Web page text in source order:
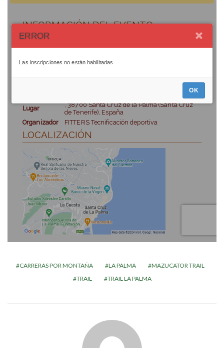
CARRERAS POR MONTAÑA LA PALMA
MAZUCATOR TRAIL
TRAIL
TRAIL LA PALMA